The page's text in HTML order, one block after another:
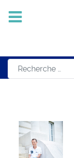
Rechercher